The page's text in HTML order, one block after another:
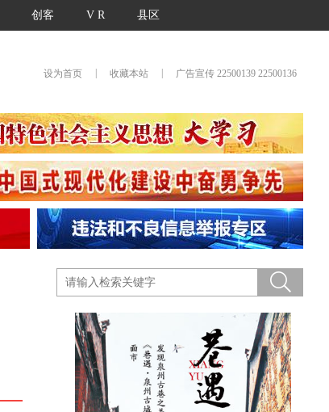
创客 V R 县区
设为首页 收藏本站 广告宣传 22500139 22500136